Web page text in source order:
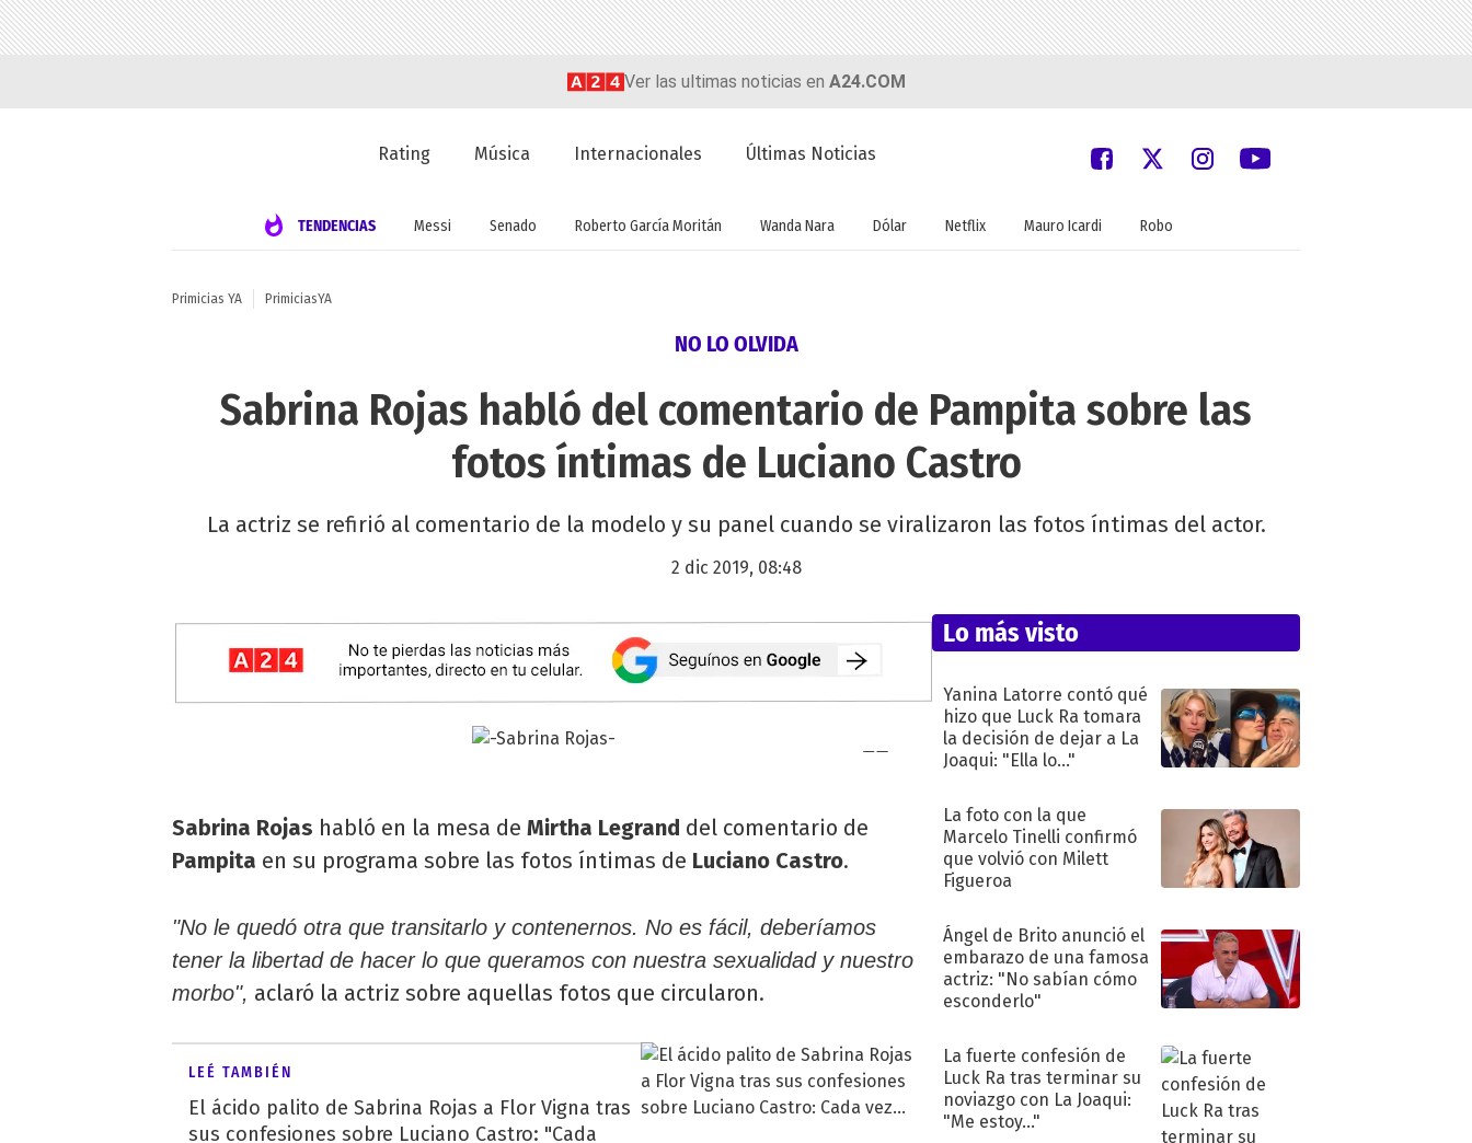
Ver las ultimas noticias en A24.COM
Rating Música Internacionales Últimas Noticias
TENDENCIAS Messi Senado Roberto García Moritán Wanda Nara Dólar Netflix Mauro Icardi Robo
Primicias YA PrimiciasYA
NO LO OLVIDA
Sabrina Rojas habló del comentario de Pampita sobre las
fotos íntimas de Luciano Castro
La actriz se refirió al comentario de la modelo y su panel cuando se viralizaron las fotos íntimas del actor.
2 dic 2019, 08:48
Sabrina Rojas habló en la mesa de Mirtha Legrand del comentario de
Pampita en su programa sobre las fotos íntimas de Luciano Castro.
"No le quedó otra que transitarlo y contenernos. No es fácil, deberíamos
tener la libertad de hacer lo que queramos con nuestra sexualidad y nuestro
morbo", aclaró la actriz sobre aquellas fotos que circularon.
LEÉ TAMBIÉN
El ácido palito de Sabrina Rojas a Flor Vigna tras
sus confesiones sobre Luciano Castro: "Cada
Lo más visto
Yanina Latorre contó qué
hizo que Luck Ra tomara
la decisión de dejar a La
Joaqui: "Ella lo..."
La foto con la que
Marcelo Tinelli confirmó
que volvió con Milett
Figueroa
Ángel de Brito anunció el
embarazo de una famosa
actriz: "No sabían cómo
esconderlo"
La fuerte confesión de
Luck Ra tras terminar su
noviazgo con La Joaqui:
"Me estoy..."